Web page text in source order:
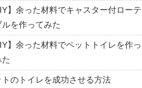
】余った材料でキャスター付ローテ
を作ってみた
】余った材料でペットトイレを作っ
トのトイレを成功させる方法